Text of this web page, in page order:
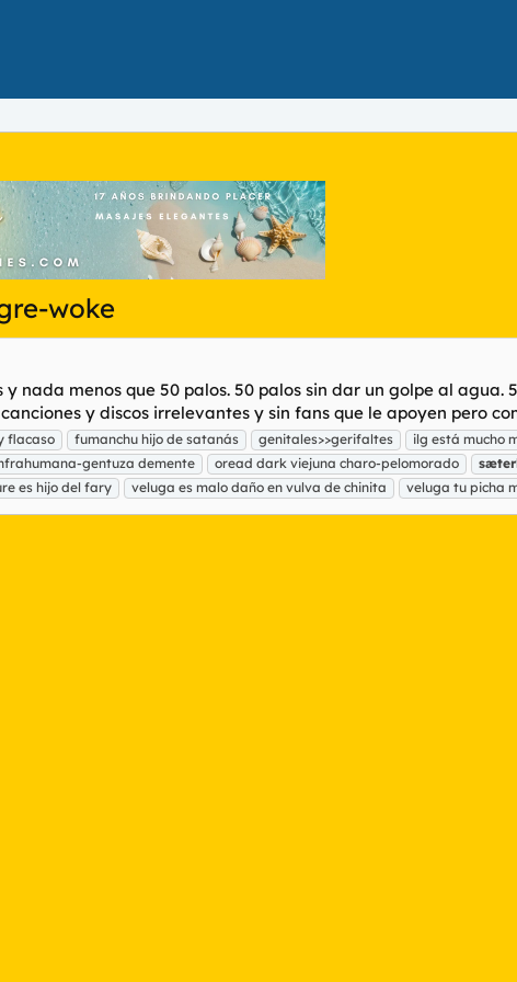
woke
nada menos que 50 palos. 50 palos sin dar un golpe al agua.
y discos irrelevantes y sin fans que le apoyen pero
flacaso fumanchu hijo de satanás genitales>>gerifaltes ilg está mucho
gentuza demente oread dark viejuna charo-pelomorado
es hijo del fary veluga es malo daño en vulva de chinita veluga tu picha